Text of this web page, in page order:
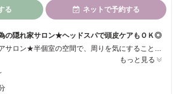
る ネットで予約する
為の隠れ家サロン★ヘッドスパで頭皮ケアもＯＫ◎
大川初のメンズ専門ヘアサロン★半個室の空間で、周りを気にすることなく、スタイルチェンジをお楽しみ頂けます。大胆イメージチェンジから、微調整までお任せ下さい。家でのスタイリングもアドバイスいたします！カットやカラーはもちろん、頭皮や毛穴の状態を改善する、極上ヘッドスパメニューも大人気。是非お試し下さい１
もっと見る